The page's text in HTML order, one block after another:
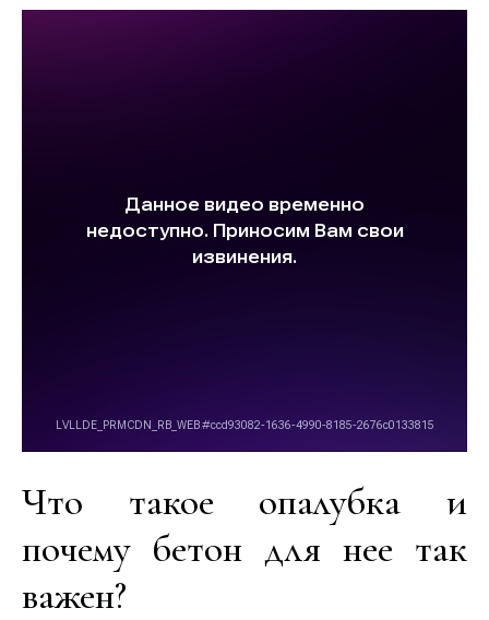
Что такое опалубка и
почему бетон для нее так
важен?